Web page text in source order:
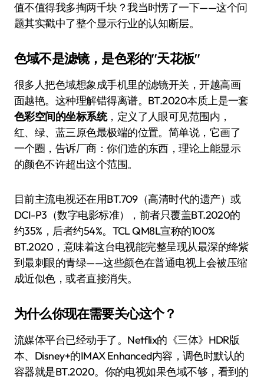
值不值得我多掏两千块？我当时愣了一下——这个问
题其实戳中了整个显示行业的认知断层。
色域不是滤镜，是色彩的"天花板"
很多人把色域想象成手机里的滤镜开关，开越高画
面越艳。这种理解错得离谱。BT.2020本质上是一套
色彩空间的坐标系统，定义了人眼可见范围内，
红、绿、蓝三原色最极端的位置。简单说，它画了
一个圈，告诉厂商：你们造的东西，理论上能显示
的颜色不许超出这个范围。
目前主流电视还在用BT.709（高清时代的遗产）或
DCI-P3（数字电影标准），前者只覆盖BT.2020的
约35%，后者约54%。TCL QM8L宣称的100%
BT.2020，意味着这台电视能完整呈现从最深的绛紫
到最刺眼的青绿——这些颜色在普通电视上会被压缩
成近似色，或者直接消失。
为什么你现在需要关心这个？
流媒体平台已经动手了。Netflix的《三体》HDR版
本、Disney+的IMAX Enhanced内容，调色时默认的
容器就是BT.2020。你的电视如果色域不够，看到的